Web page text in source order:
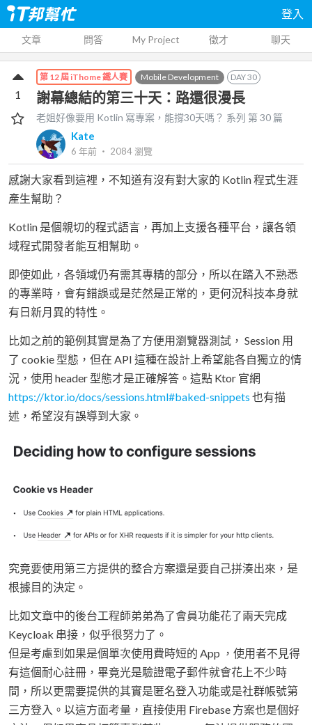
登入
文章 問答 My Project 徵才 聊天
第 12 屆 iThome 鐵人賽 Mobile Development DAY30
謝幕總結的第三十天：路還很漫長
老姐好像要用 Kotlin 寫專案，能撐30天嗎？ 系列 第30 篇
Kate
6 年前 ‧ 2084瀏覽
1
感謝大家看到這裡，不知道有沒有對大家的 Kotlin 程式生涯
產生幫助？
Kotlin 是個親切的程式語言，再加上支援各種平台，讓各領
域程式開發者能互相幫助。
即使如此，各領域仍有需其專精的部分，所以在踏入不熟悉
的專業時，會有錯誤或是茫然是正常的，更何況科技本身就
有日新月異的特性。
比如之前的範例其實是為了方便用瀏覽器測試， Session 用
了 cookie 型態，但在 API 這種在設計上希望能各自獨立的情
況，使用 header 型態才是正確解答。這點 Ktor 官網
https://ktor.io/docs/sessions.html#baked-snippets 也有描
述，希望沒有誤導到大家。
究竟要使用第三方提供的整合方案還是要自己拼湊出來，是
根據目的決定。
比如文章中的後台工程師弟弟為了會員功能花了兩天完成
Keycloak 串接，似乎很努力了。
但是考慮到如果是個單次使用費時短的 App ，使用者不見得
有這個耐心註冊，畢竟光是驗證電子郵件就會花上不少時
間，所以更需要提供的其實是匿名登入功能或是社群帳號第
三方登入。以這方面考量，直接使用 Firebase 方案也是個好